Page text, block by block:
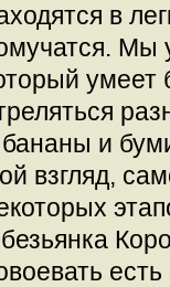
в
Мы
умеет
и
взгляд,